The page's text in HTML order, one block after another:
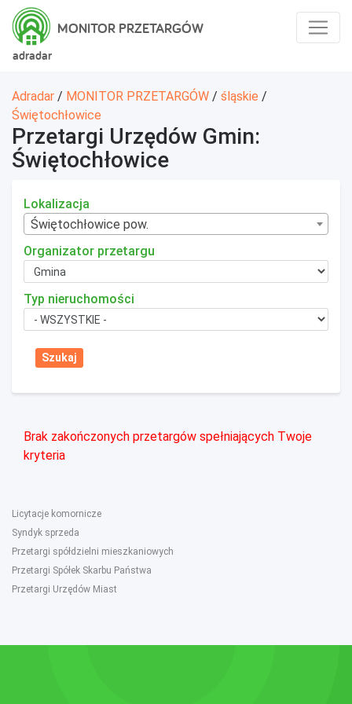
adradar
MONITOR PRZETARGÓW
Adradar / MONITOR PRZETARGÓW / śląskie /
Świętochłowice
Przetargi Urzędów Gmin:
Świętochłowice
Lokalizacja
Świętochłowice pow.
Organizator przetargu
Typ nieruchomości
Brak zakończonych przetargów spełniających Twoje
kryteria
Licytacje komornicze
Syndyk sprzeda
Przetargi spółdzielni mieszkaniowych
Przetargi Spółek Skarbu Państwa
Przetargi Urzędów Miast